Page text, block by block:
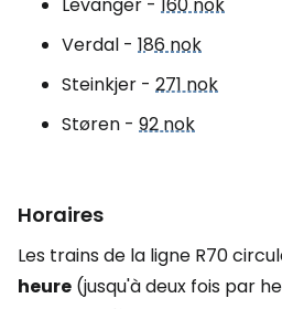
Verdal - 186 nok
Steinkjer - 271 nok
Støren - 92 nok
Horaires
Les trains de la ligne R70
heure (jusqu'à deux fois par